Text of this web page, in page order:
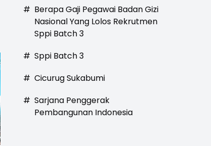
# Berapa Gaji Pegawai Badan Gizi
Nasional Yang Lolos Rekrutmen
Sppi Batch 3
# Sppi Batch 3
# Cicurug Sukabumi
# Sarjana Penggerak
Pembangunan Indonesia